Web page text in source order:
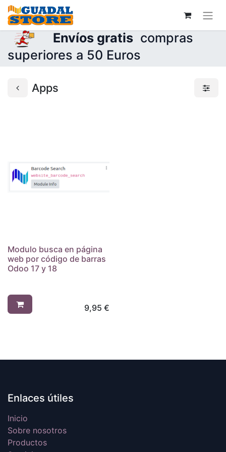
Envíos gratis compras
superiores a 50 Euros
Apps
Modulo busca en página
web por código de barras
Odoo 17 y 18
9,95 €
Enlaces útiles
Inicio
Sobre nosotros
Productos